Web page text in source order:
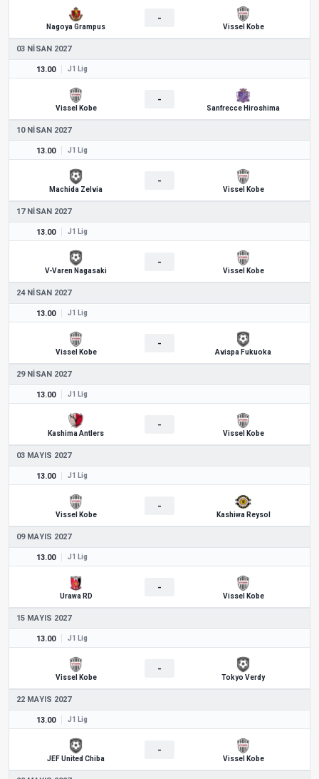
Nagoya Grampus
-
Vissel Kobe
03 NISAN 2027
13.00 J1 Lig
Vissel Kobe
-
Sanfrecce Hiroshima
10 NISAN 2027
13.00 J1 Lig
Machida Zelvia
-
Vissel Kobe
17 NISAN 2027
13.00 J1 Lig
V-Varen Nagasaki
-
Vissel Kobe
24 NISAN 2027
13.00 J1 Lig
Vissel Kobe
-
Avispa Fukuoka
29 NISAN 2027
13.00 J1 Lig
Kashima Antlers
-
Vissel Kobe
03 MAYIS 2027
13.00 J1 Lig
Vissel Kobe
-
Kashiwa Reysol
09 MAYIS 2027
13.00 J1 Lig
Urawa RD
-
Vissel Kobe
15 MAYIS 2027
13.00 J1 Lig
Vissel Kobe
-
Tokyo Verdy
22 MAYIS 2027
13.00 J1 Lig
JEF United Chiba
-
Vissel Kobe